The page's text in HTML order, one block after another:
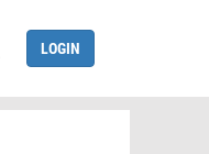
LOGIN